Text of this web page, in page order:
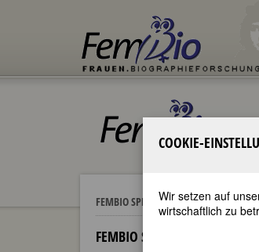
FEMBIO SPECIALS BERÜHMTE
FEMBIO SPECIAL: BERÜHMTE
COOKIE-
Wir setzen auf
wirtschaftlich zu